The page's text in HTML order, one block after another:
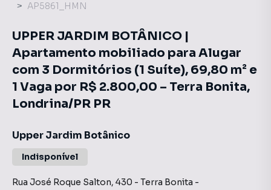
AP5861_HMN
UPPER JARDIM BOTÂNICO |
Apartamento mobiliado para Alugar
com 3 Dormitórios (1 Suíte), 69,80 m² e
1 Vaga por R$ 2.800,00 – Terra Bonita,
Londrina/PR PR
Upper Jardim Botânico
Indisponível
Rua José Roque Salton, 430 - Terra Bonita -